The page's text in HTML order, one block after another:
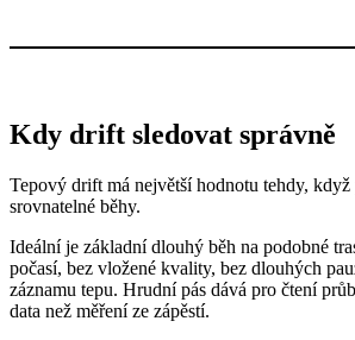
Kdy drift sledovat správně
Tepový drift má největší hodnotu tehdy, když
srovnatelné běhy.
Ideální je základní dlouhý běh na podobné
počasí, bez vložené kvality, bez dlouhých
záznamu tepu. Hrudní pás dává pro čtení
data než měření ze zápěstí.